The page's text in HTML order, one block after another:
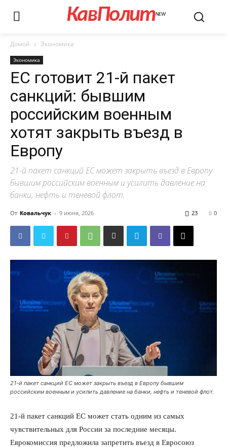
КавПолитNEW
Домой Экономика
Экономика
ЕС готовит 21-й пакет
санкций: бывшим
российским военным
хотят закрыть въезд в
Европу
21-й пакет санкций ЕС может закрыть въезд в Европу
бывшим российским военным и усилить давление на
банки, нефть и теневой флот.
От Ковальчук - 9 июня, 2026 0
23
21-й пакет санкций ЕС может закрыть въезд в Европу бывшим
российским военным и усилить давление на банки, нефть и теневой флот.
21-й пакет санкций ЕС может стать одним из самых
чувствительных для России за последние месяцы.
Еврокомиссия предложила запретить въезд в Евросоюз